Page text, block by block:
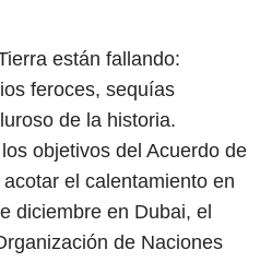
están fallando:
feroces, sequías
de la historia.
objetivos del Acuerdo de
el calentamiento en
diciembre en Dubai, el
de Naciones